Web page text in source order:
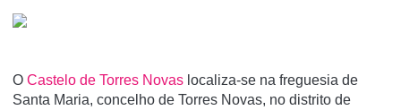
O Castelo de Torres Novas localiza-se na freguesia de
Santa Maria, concelho de Torres Novas, no distrito de